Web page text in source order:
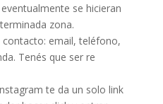
se hicieran
zona.
email, teléfono,
Tenés que ser re
te da un solo link